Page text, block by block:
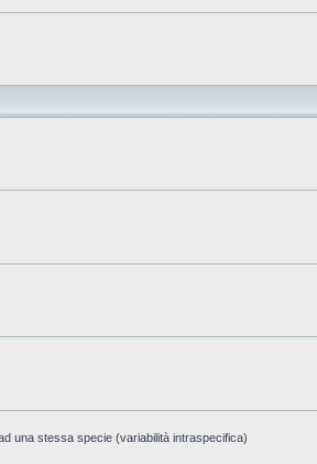
una stessa specie (variabilità intraspecifica)